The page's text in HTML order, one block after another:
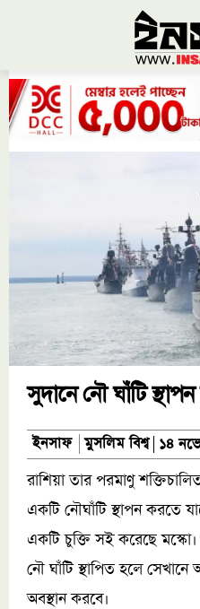
সুদানে নৌ ঘাঁটি
ইনসাফ মুসলিম বিশ্ব ১৪
রাশিয়া তার পরমাণু
একটি নৌঘাঁটি স্থাপন করতে
একটি চুক্তি সই করেছে
নৌ ঘাঁটি স্থাপিত হলে
অবস্থান করবে।